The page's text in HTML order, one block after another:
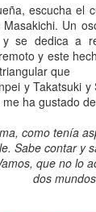
escucha el
Un
se dedica a
y este
que
y Takatsuki
ha gustado
como tenía
Sabe contar y
que no lo
dos